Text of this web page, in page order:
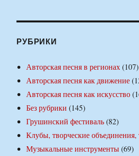
РУБРИКИ
Авторская песня в регионах(107)
Авторская песня как движение
Авторская песня как искусство
Без рубрики (145)
Грушинский фестиваль(82)
Клубы, творческие объединения,
Музыкальные инструменты(69)